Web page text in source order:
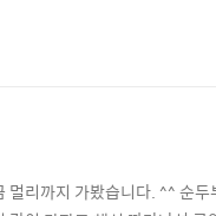
괜찮더군요 ^^; 제가 개인적
리까지 가봤습니다. ^^ 순